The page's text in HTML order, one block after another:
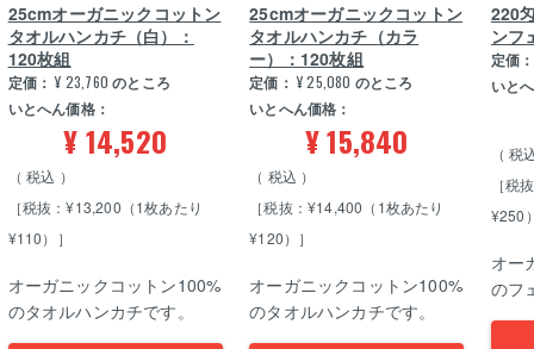
25cmオーガニックコットン
タオルハンカチ（白）：
120枚組
定価： ¥ 23,760 のところ
いとへん価格：
¥14,520
税込
［税抜：¥13,200（1枚あたり
¥110）］
オーガニックコットン100%
のタオルハンカチです。
25cmオーガニックコットン
タオルハンカチ（カラ
ー）：120枚組
定価： ¥ 25,080 のところ
いとへん価格：
¥15,840
税込
［税抜：¥14,400（1枚あたり
¥120）］
オーガニックコットン100%
のタオルハンカチです。
220
ンフ
定価：
いと
税
［税
¥250
オー
のフ